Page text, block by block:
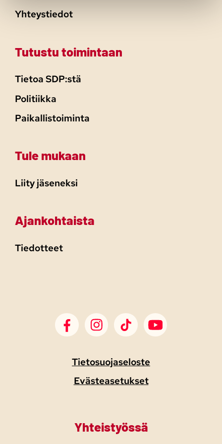
Yhteystiedot
Tutustu toimintaan
Tietoa SDP:stä
Politiikka
Paikallistoiminta
Tule mukaan
Liity jäseneksi
Ajankohtaista
Tiedotteet
SDP Facebook
SDP Instagram
SDP TikTokSDP Youtube
Tietosuojaseloste
Evästeasetukset
Yhteistyössä